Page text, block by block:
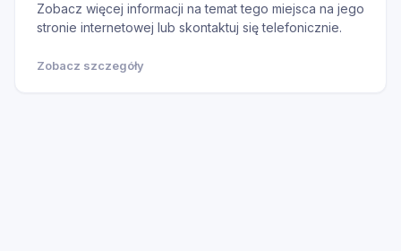
Zobacz więcej informacji na temat tego miejsca na jego
stronie internetowej lub skontaktuj się telefonicznie.
Zobacz szczegóły